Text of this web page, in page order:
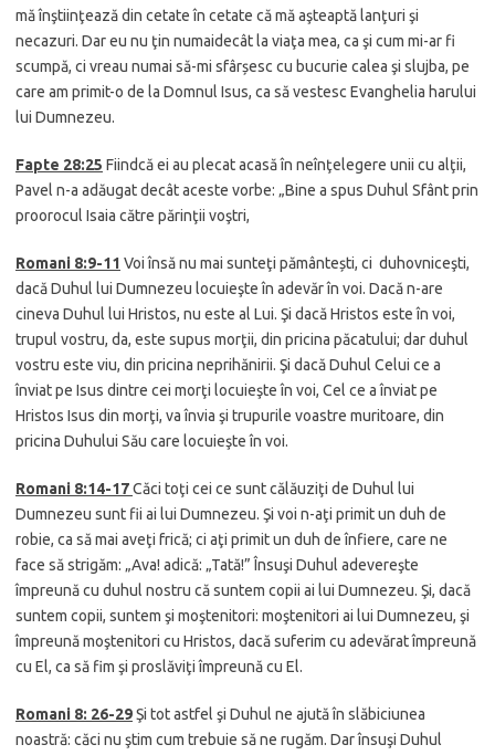
mă înştiinţează din cetate în cetate că mă aşteaptă lanţuri şi
necazuri. Dar eu nu ţin numaidecât la viaţa mea, ca şi cum mi-ar fi
scumpă, ci vreau numai să-mi sfârșesc cu bucurie calea şi slujba, pe
care am primit-o de la Domnul Isus, ca să vestesc Evanghelia harului
lui Dumnezeu.
Fapte 28:25 Fiindcă ei au plecat acasă în neînţelegere unii cu alţii,
Pavel n-a adăugat decât aceste vorbe: „Bine a spus Duhul Sfânt prin
proorocul Isaia către părinţii voştri,
Romani 8:9-11 Voi însă nu mai sunteţi pământești, ci duhovniceşti,
dacă Duhul lui Dumnezeu locuieşte în adevăr în voi. Dacă n-are
cineva Duhul lui Hristos, nu este al Lui. Şi dacă Hristos este în voi,
trupul vostru, da, este supus morţii, din pricina păcatului; dar duhul
vostru este viu, din pricina neprihănirii. Şi dacă Duhul Celui ce a
înviat pe Isus dintre cei morţi locuieşte în voi, Cel ce a înviat pe
Hristos Isus din morţi, va învia şi trupurile voastre muritoare, din
pricina Duhului Său care locuieşte în voi.
Romani 8:14-17Căci toţi cei ce sunt călăuziţi de Duhul lui
Dumnezeu sunt fii ai lui Dumnezeu. Şi voi n-aţi primit un duh de
robie, ca să mai aveţi frică; ci aţi primit un duh de înfiere, care ne
face să strigăm: „Ava! adică: „Tată!” Însuşi Duhul adevereşte
împreună cu duhul nostru că suntem copii ai lui Dumnezeu. Şi, dacă
suntem copii, suntem şi moştenitori: moştenitori ai lui Dumnezeu, şi
împreună moştenitori cu Hristos, dacă suferim cu adevărat împreună
cu El, ca să fim şi proslăviţi împreună cu El.
Romani 8: 26-29Şi tot astfel şi Duhul ne ajută în slăbiciunea
noastră: căci nu ştim cum trebuie să ne rugăm. Dar însuşi Duhul